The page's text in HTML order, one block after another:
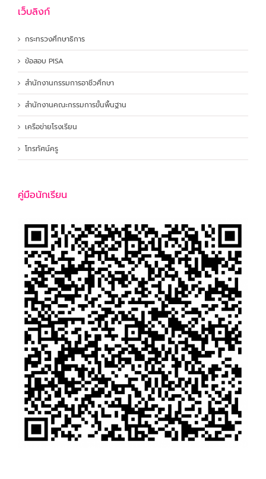
เว็บลิงก์
กระทรวงศึกษาธิการ
ข้อสอบ PISA
สำนักงานกรรมการอาชีวศึกษา
สำนักงานคณะกรรมการขั้นพื้นฐาน
เครือข่ายโรงเรียน
โทรทัศน์ครู
คู่มือนักเรียน